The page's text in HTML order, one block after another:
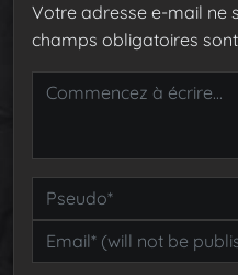
Votre adresse e-mail ne
champs obligatoires